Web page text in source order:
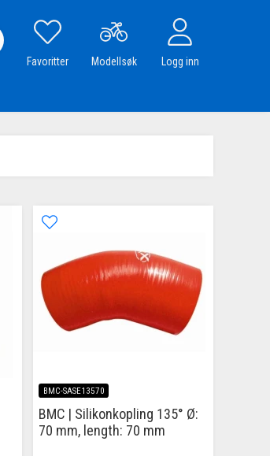
Favoritter Modellsøk Logg inn
BMC-SASE13570
BMC | Silikonkopling 135° Ø:
70 mm, length: 70 mm